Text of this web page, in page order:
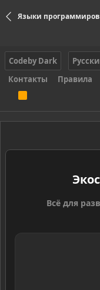
Языки
Codeby Dark
Контакты
Правила
S
Всё для